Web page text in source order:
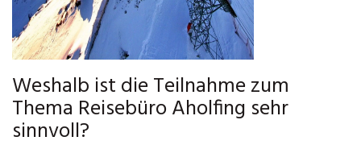
Weshalb ist die Teilnahme zum
Thema Reisebüro Aholfing sehr
sinnvoll?